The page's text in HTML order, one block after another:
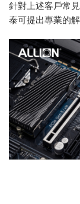
針對上述客戶常
泰可提出專業的